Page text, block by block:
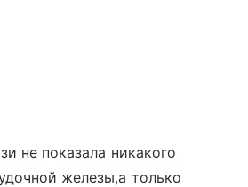
не показала никакого
железы,а только